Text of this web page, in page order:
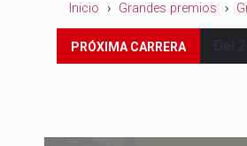
Inicio Grandes premios
PRÓXIMA CARRERA